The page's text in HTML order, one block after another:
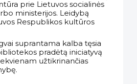
prie Lietuvos socialinės
ministerijos. Leidybą
Respublikos kultūros
suprantama kalba tęsia
pradėtą iniciatyvą
užtikrinančias